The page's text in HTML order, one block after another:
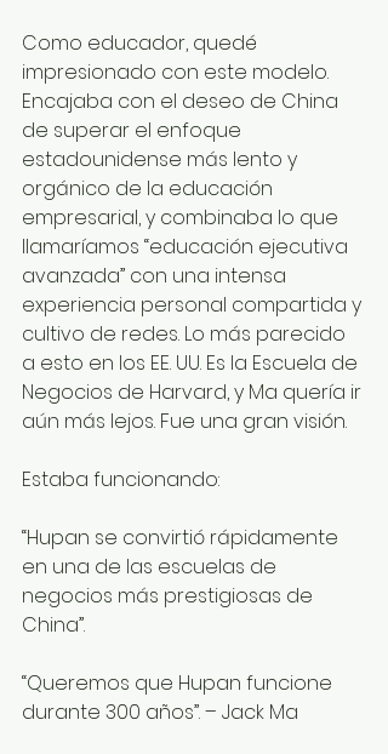
Como educador, quedé
impresionado con este modelo.
Encajaba con el deseo de China
de superar el enfoque
estadounidense más lento y
orgánico de la educación
empresarial, y combinaba lo que
llamaríamos “educación ejecutiva
avanzada” con una intensa
experiencia personal compartida y
cultivo de redes. Lo más parecido
a esto en los EE. UU. Es la Escuela de
Negocios de Harvard, y Ma quería ir
aún más lejos. Fue una gran visión.
Estaba funcionando:
“Hupan se convirtió rápidamente
en una de las escuelas de
negocios más prestigiosas de
China”.
“Queremos que Hupan funcione
durante 300 años”. – Jack Ma